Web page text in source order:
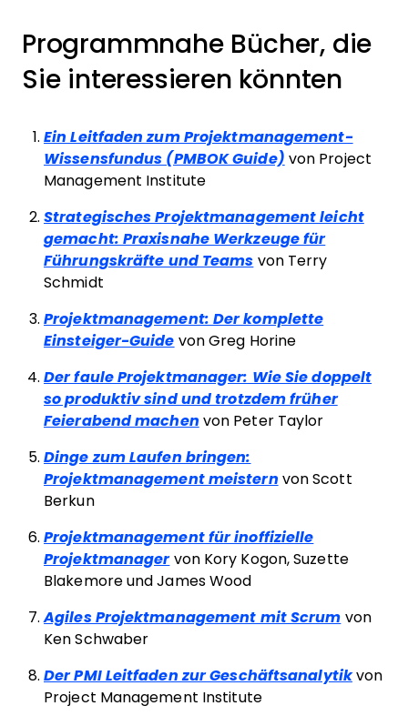
Programmnahe Bücher, die
Sie interessieren könnten
Ein Leitfaden zum Projektmanagement-
Wissensfundus (PMBOK Guide) von Project
Management Institute
Strategisches Projektmanagement leicht
gemacht: Praxisnahe Werkzeuge für
Führungskräfte und Teams von Terry
Schmidt
Projektmanagement: Der komplette
Einsteiger-Guide von Greg Horine
Der faule Projektmanager: Wie Sie doppelt
so produktiv sind und trotzdem früher
Feierabend machen von Peter Taylor
Dinge zum Laufen bringen:
Projektmanagement meistern von Scott
Berkun
Projektmanagement für inoffizielle
Projektmanager von Kory Kogon, Suzette
Blakemore und James Wood
Agiles Projektmanagement mit Scrum von
Ken Schwaber
Der PMI Leitfaden zur Geschäftsanalytik von
Project Management Institute